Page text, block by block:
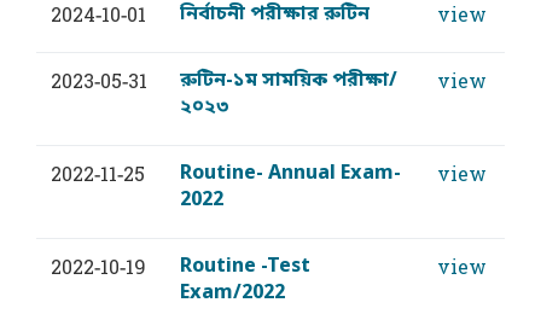
2024-10-01 নির্বাচনী পরীক্ষার রুটিন view
2023-05-31
রুটিন-১ম সাময়িক পরীক্ষা/
২০২৩
view
2022-11-25
Routine- Annual Exam-
2022
view
2022-10-19
Routine -Test
Exam/2022
view